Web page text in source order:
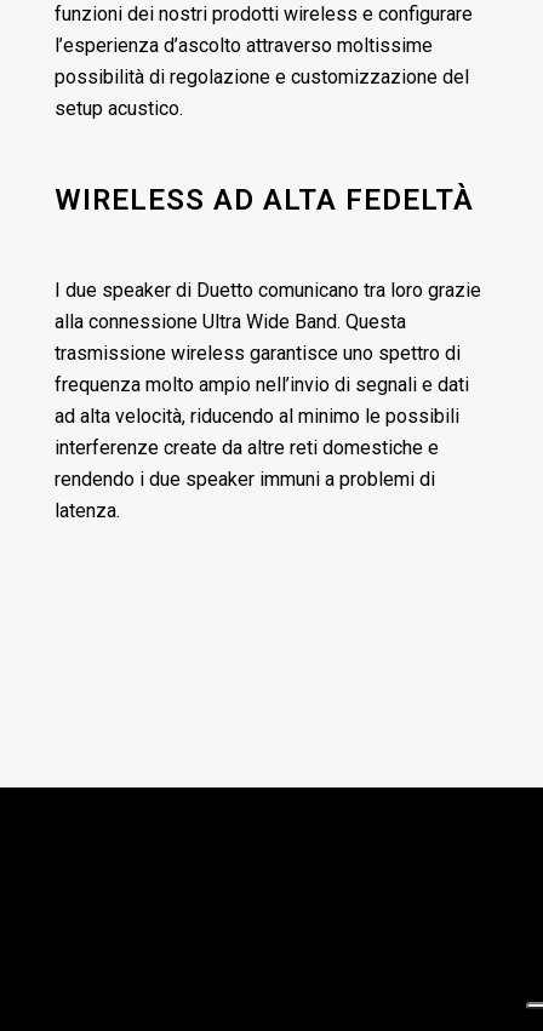
funzioni dei nostri prodotti wireless e configurare
l’esperienza d’ascolto attraverso moltissime
possibilità di regolazione e customizzazione del
setup acustico.
WIRELESS AD ALTA FEDELTÀ
I due speaker di Duetto comunicano tra loro grazie
alla connessione Ultra Wide Band. Questa
trasmissione wireless garantisce uno spettro di
frequenza molto ampio nell’invio di segnali e dati
ad alta velocità, riducendo al minimo le possibili
interferenze create da altre reti domestiche e
rendendo i due speaker immuni a problemi di
latenza.